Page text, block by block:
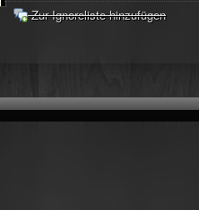
Zur Ignoreliste hinzufügen